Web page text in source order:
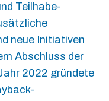
Teilhabe-
neue Initiativen
Abschluss der
2022 gründete